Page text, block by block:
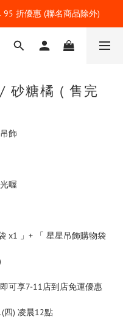
折優惠 (聯名商品除外)
砂糖橘 ( 售完
飾
喔
x1 」+ 「 星星吊飾購物袋
可享7-11店到店免運優惠
四) 凌晨12點